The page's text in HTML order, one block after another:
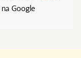
na Google